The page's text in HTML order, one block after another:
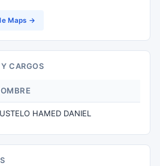
Maps →
CARGOS
HAMED DANIEL